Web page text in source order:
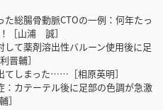
腸骨動脈CTOの一例：何年たっ
［山浦 誠］
て薬剤溶出性バルーン使用後に足
晋輔］
しまった……［相原英明］
カテーテル後に足部の色調が急激